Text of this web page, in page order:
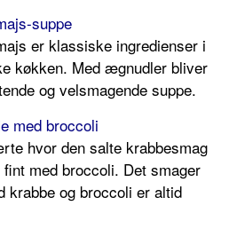
suppe
er klassiske ingredienser i
køkken. Med ægnudler bliver
og velsmagende suppe.
med broccoli
hvor den salte krabbesmag
med broccoli. Det smager
krabbe og broccoli er altid